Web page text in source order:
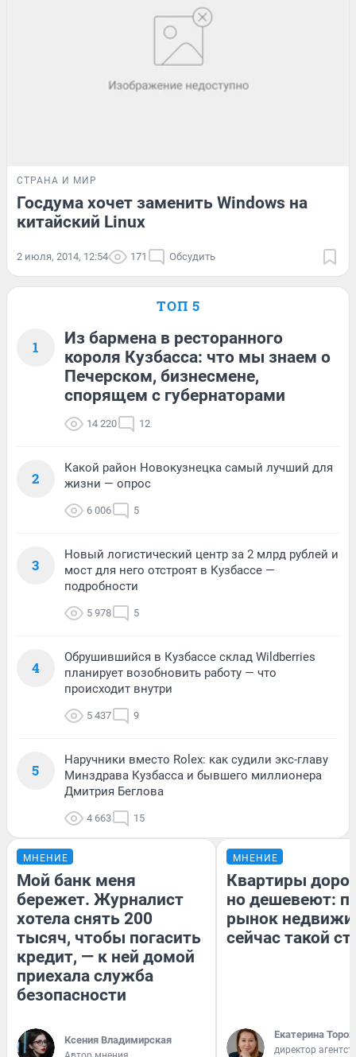
СТРАНА И МИР
Госдума хочет заменить Windows на
китайский Linux
2 июля, 2014, 12:54 171 Обсудить
ТОП 5
1
Из бармена в ресторанного
короля Кузбасса: что мы знаем о
Печерском, бизнесмене,
спорящем с губернаторами
14 220 12
2
Какой район Новокузнецка самый лучший для
жизни — опрос
6 006 5
3
Новый логистический центр за 2 млрд рублей и
мост для него отстроят в Кузбассе —
подробности
5 978 5
4
Обрушившийся в Кузбассе склад Wildberries
планирует возобновить работу — что
происходит внутри
5 437 9
5
Наручники вместо Rolex: как судили экс-главу
Минздрава Кузбасса и бывшего миллионера
Дмитрия Беглова
4 663 15
МНЕНИЕ
Мой банк меня
бережет. Журналист
хотела снять 200
тысяч, чтобы погасить
кредит, — к ней домой
приехала служба
безопасности
Ксения Владимирская
МНЕНИЕ
Квартиры
но дешевеют:
рынок
сейчас такой
Екатерина
директор